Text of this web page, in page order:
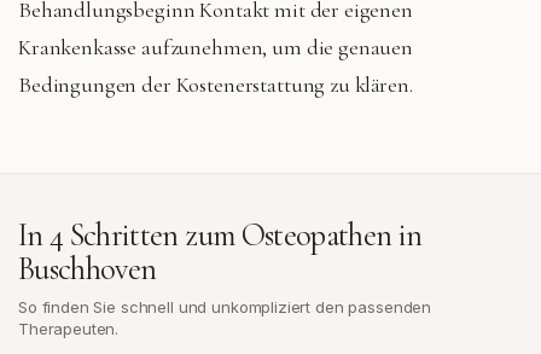
Behandlungsbeginn Kontakt mit der eigenen
Krankenkasse aufzunehmen, um die genauen
Bedingungen der Kostenerstattung zu klären.
In 4 Schritten zum Osteopathen in
Buschhoven
So finden Sie schnell und unkompliziert den passenden
Therapeuten.